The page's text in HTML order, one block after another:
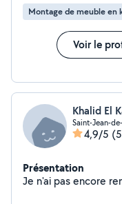
Montage de meuble en
Voir le
Khalid El
Saint-Jean-
4,9/5
Présentation